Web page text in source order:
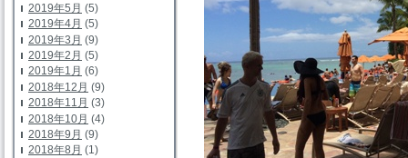
2019年5月 (5)
2019年4月 (5)
2019年3月 (9)
2019年2月 (5)
2019年1月 (6)
2018年12月 (9)
2018年11月 (3)
2018年10月 (4)
2018年9月 (9)
2018年8月 (1)